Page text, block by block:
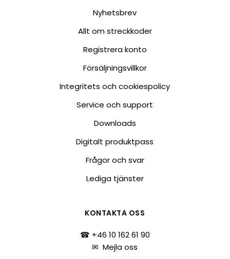
Nyhetsbrev
Allt om streckkoder
Registrera konto
Försäljningsvillkor
Integritets och cookiespolicy
Service och support
Downloads
Digitalt produktpass
Frågor och svar
Lediga tjänster
KONTAKTA OSS
☎ +46 10 162 61 90
✉Mejla oss